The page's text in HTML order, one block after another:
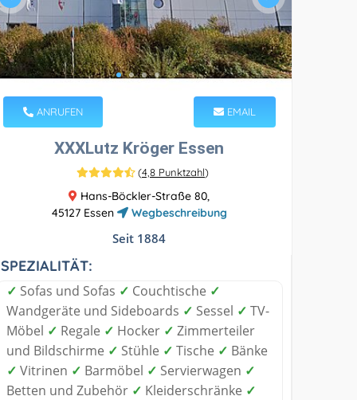
ANRUFEN EMAIL
XXXLutz Kröger Essen
(4,8 Punktzahl)
Hans-Böckler-Straße 80,
45127 Essen
Wegbeschreibung
Seit 1884
SPEZIALITÄT:
✓ Sofas und Sofas ✓ Couchtische ✓
Wandgeräte und Sideboards ✓ Sessel ✓ TV-
Möbel ✓ Regale ✓ Hocker ✓ Zimmerteiler
und Bildschirme ✓ Stühle ✓ Tische ✓ Bänke
✓ Vitrinen ✓ Barmöbel ✓ Servierwagen ✓
Betten und Zubehör ✓ Kleiderschränke ✓